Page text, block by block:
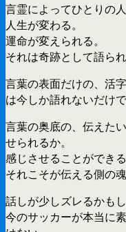
言霊によってひとりの
人生が変わる。
運命が変えられる。
それは奇跡として語ら
言葉の表面だけの、活
は今しか語れないだけ
言葉の奥底の、伝えた
せられるか。
感じさせることができる
それこそが伝える側の魂
話しが少しズレるかもし
今のサッカーが本当に